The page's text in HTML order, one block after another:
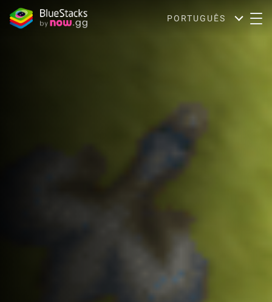
PORTUGUÊS